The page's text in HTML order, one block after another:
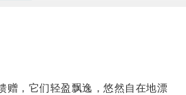
，它们轻盈飘逸，悠然自在地漂